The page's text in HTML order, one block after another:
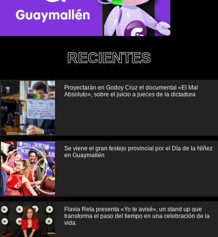
RECIENTES
Proyectarán en Godoy Cruz el documental «El Mal
Absoluto», sobre el juicio a jueces de la dictadura
Se viene el gran festejo provincial por el Día de la Niñez
en Guaymallén
Flavia Reta presenta «Yo te avisé», un stand up que
transforma el paso del tiempo en una celebración de la
vida.